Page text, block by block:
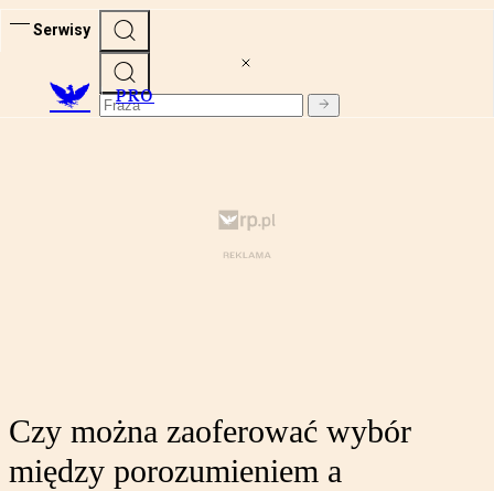
Serwisy
PRO
Czy można zaoferować wybór
między porozumieniem a